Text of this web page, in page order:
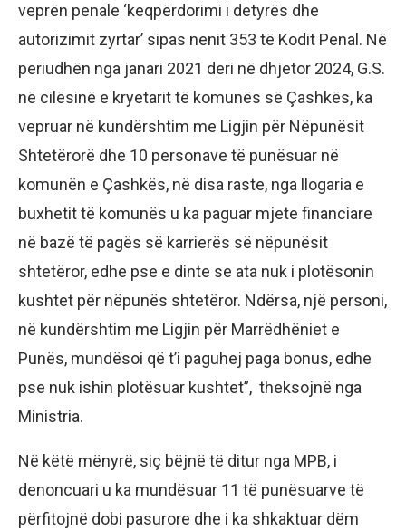
veprën penale ‘keqpërdorimi i detyrës dhe
autorizimit zyrtar’ sipas nenit 353 të Kodit Penal. Në
periudhën nga janari 2021 deri në dhjetor 2024, G.S.
në cilësinë e kryetarit të komunës së Çashkës, ka
vepruar në kundërshtim me Ligjin për Nëpunësit
Shtetërorë dhe 10 personave të punësuar në
komunën e Çashkës, në disa raste, nga llogaria e
buxhetit të komunës u ka paguar mjete financiare
në bazë të pagës së karrierës së nëpunësit
shtetëror, edhe pse e dinte se ata nuk i plotësonin
kushtet për nëpunës shtetëror. Ndërsa, një personi,
në kundërshtim me Ligjin për Marrëdhëniet e
Punës, mundësoi që t’i paguhej paga bonus, edhe
pse nuk ishin plotësuar kushtet”, theksojnë nga
Ministria.
Në këtë mënyrë, siç bëjnë të ditur nga MPB, i
denoncuari u ka mundësuar 11 të punësuarve të
përfitojnë dobi pasurore dhe i ka shkaktuar dëm